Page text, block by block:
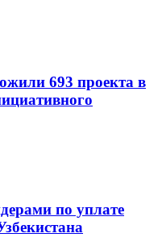
693 проекта в
по уплате